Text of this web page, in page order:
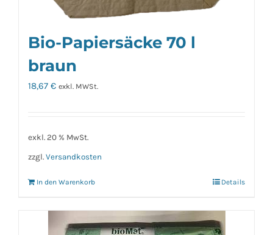
Bio-Papiersäcke 70 l
braun
18,67 € exkl. MWSt.
exkl. 20 % MwSt.
zzgl. Versandkosten
In den Warenkorb Details